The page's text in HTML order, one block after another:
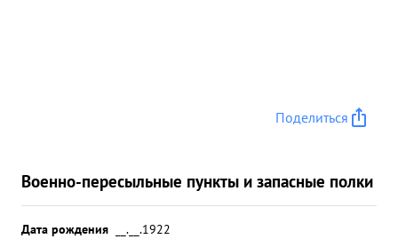
Поделиться
Военно-пересыльные пункты и запасные полки
Дата рождения
__.__.1922